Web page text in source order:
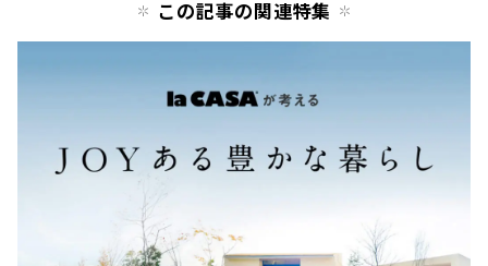
この記事の関連特集